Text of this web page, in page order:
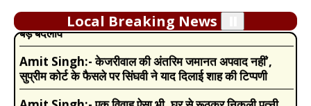
06 Aug, 11:50 PM : दीपक प्रकाश MLC बने, सुप्रीम कोर्ट ने मांगा
लिखित जवाब:क्या कुशवाहा के बेटे की अब भी जाएगी कुर्सी, कोर्ट क्या-क्या
कर सकता है, जानिए
06 Aug, 11:30 PM :सलमान खान पर केस करने वाला कारोबारी
सामने आया:बोला- मुझे हार्ट अटैक हुआ, हाल तक नहीं पूछा; चंडीगढ़ में ₹3
करोड़ डूबे
Local Breaking News
को मिल गई बड़ी सौगात, निर्मला सीतारमण ने न्यू टैक्स रिजीम में किये
बड़े बदलाव
Amit Singh:- केजरीवाल की अंतरिम जमानत अपवाद नहीं’,
सुप्रीम कोर्ट के फैसले पर सिंघवी ने याद दिलाई शाह की टिप्पणी
Amit Singh:- एक विवाह ऐसा भी, घर से रूठकर निकली पत्नी,